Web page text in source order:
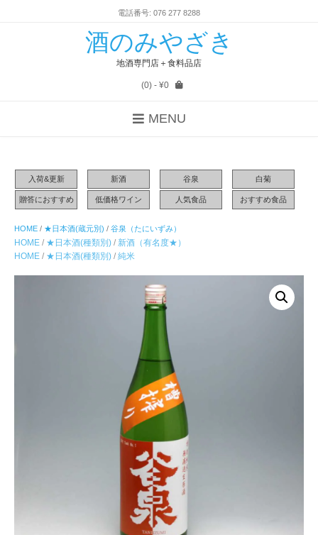
電話番号: 076 277 8288
酒のみやざき
地酒専門店＋食料品店
(0)- ¥0
MENU
入荷&更新 新酒 谷泉 白菊
贈答におすすめ 低価格ワイン 人気食品 おすすめ食品
HOME / ★日本酒(蔵元別) / 谷泉（たにいずみ）
HOME / ★日本酒(種類別) / 新酒（有名度★）
HOME / ★日本酒(種類別) / 純米